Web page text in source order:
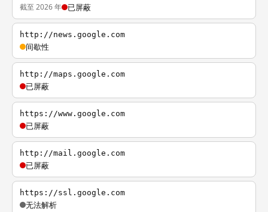
截至 2026 年 已屏蔽
http://news.google.com
间歇性
http://maps.google.com
已屏蔽
https://www.google.com
已屏蔽
http://mail.google.com
已屏蔽
https://ssl.google.com
无法解析